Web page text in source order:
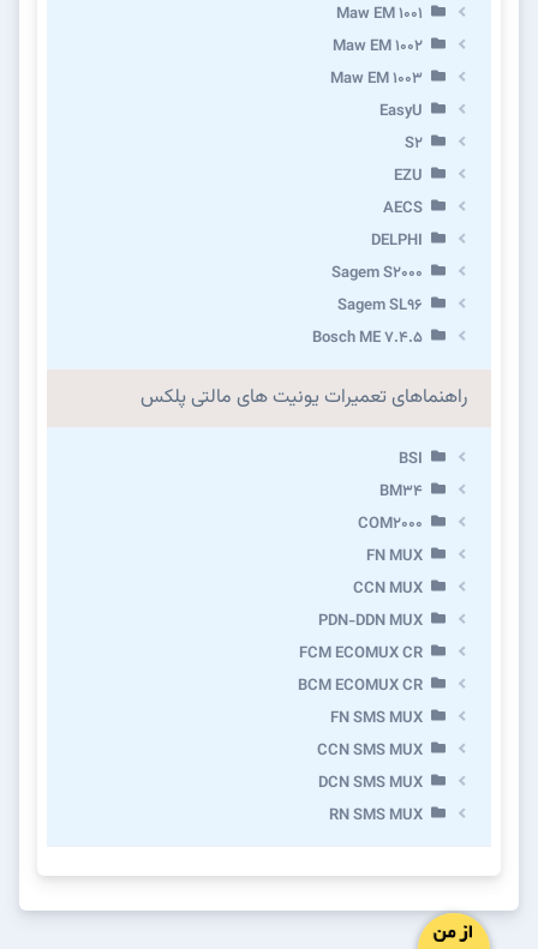
Maw EM 1001
Maw EM 1002
Maw EM 1003
EasyU
S2
EZU
AECS
DELPHI
Sagem S2000
Sagem SL96
Bosch ME 7.4.5
راهنماهای تعمیرات یونیت های مالتی پلکس
BSI
BM34
COM2000
FN MUX
CCN MUX
PDN-DDN MUX
FCM ECOMUX CR
BCM ECOMUX CR
FN SMS MUX
CCN SMS MUX
DCN SMS MUX
RN SMS MUX